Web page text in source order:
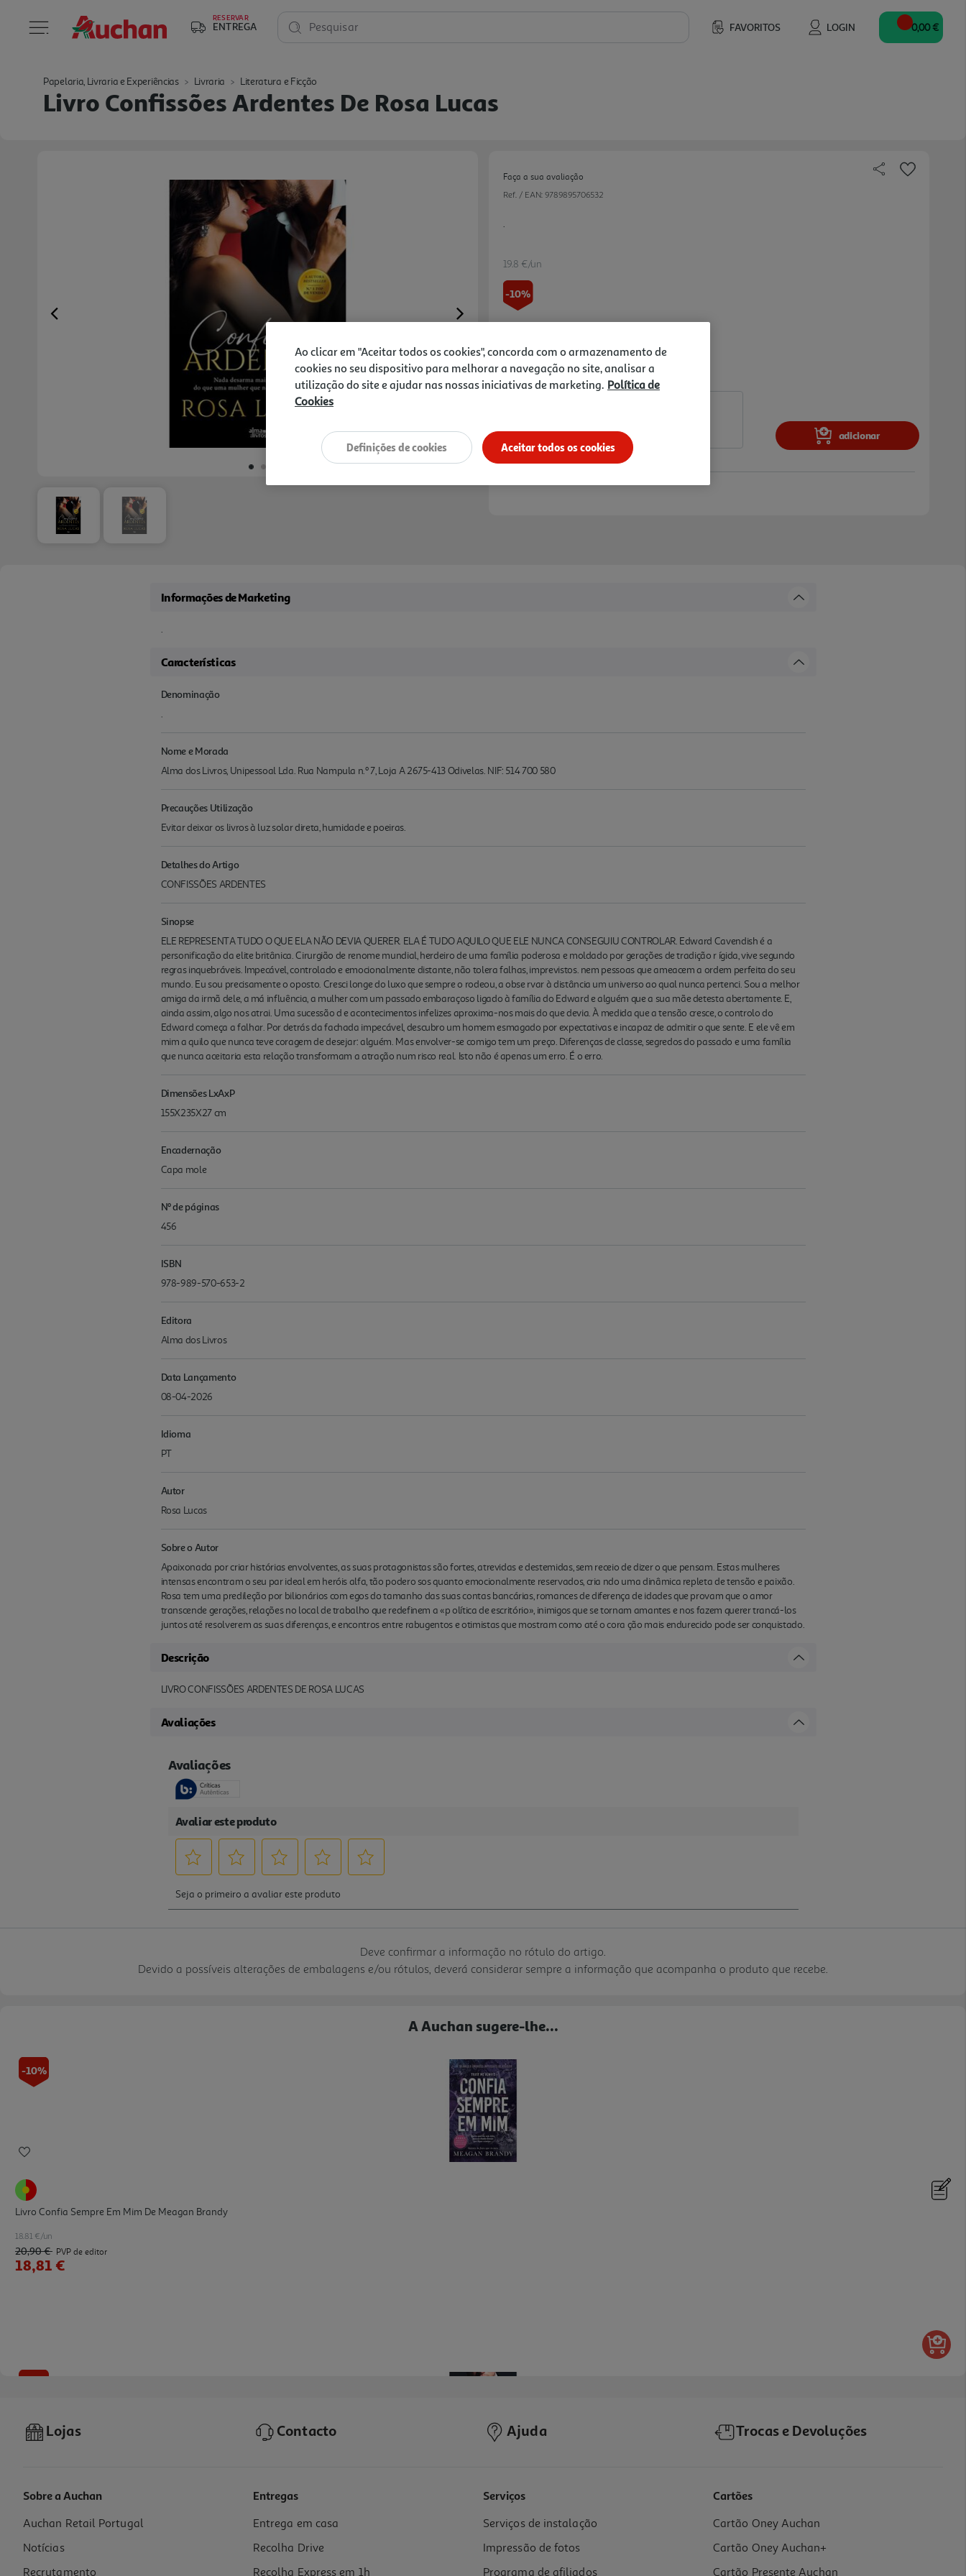
RESERVAR
ENTREGA FAVORITOS LOGIN
Pesquisar 0,00 €
Papelaria, Livraria e Experiências Livraria Literatura e Ficção
Livro Confissões Ardentes De Rosa Lucas
Previous Next
Faça a sua avaliação
Ref. / EAN: 9789895706532
.
19.8 €/un
-10%
19,80 €
Notas de preparação
adicionar
Informações de Marketing
.
Características
Denominação
.
Nome e Morada
Alma dos Livros, Unipessoal Lda. Rua Nampula n.º 7, Loja A 2675-413 Odivelas. NIF: 514 700 580
Precauções Utilização
Evitar deixar os livros à luz solar direta, humidade e poeiras.
Detalhes do Artigo
CONFISSÕES ARDENTES
Sinopse
ELE REPRESENTA TUDO O QUE ELA NÃO DEVIA QUERER. ELA É TUDO AQUILO QUE ELE NUNCA CONSEGUIU CONTROLAR. Edward Cavendish é a
personificação da elite britânica. Cirurgião de renome mundial, herdeiro de uma família poderosa e moldado por gerações de tradição r ígida, vive segundo
regras inquebráveis. Impecável, controlado e emocionalmente distante, não tolera falhas, imprevistos. nem pessoas que ameacem a ordem perfeita do seu
mundo. Eu sou precisamente o oposto. Cresci longe do luxo que sempre o rodeou, a obse rvar à distância um universo ao qual nunca pertenci. Sou a melhor
amiga da irmã dele, a má influência, a mulher com um passado embaraçoso ligado à família do Edward e alguém que a sua mãe detesta abertamente. E,
ainda assim, algo nos atrai. Uma sucessão d e acontecimentos infelizes aproxima-nos mais do que devia. À medida que a tensão cresce, o controlo do
Edward começa a falhar. Por detrás da fachada impecável, descubro um homem esmagado por expectativas e incapaz de admitir o que sente. E ele vê em
mim a quilo que nunca teve coragem de desejar: alguém. Mas envolver-se comigo tem um preço. Diferenças de classe, segredos do passado e uma família
que nunca aceitaria esta relação transformam a atração num risco real. Isto não é apenas um erro. É o erro.
Dimensões LxAxP
155X235X27 cm
Encadernação
Capa mole
Nº de páginas
456
ISBN
978-989-570-653-2
Editora
Alma dos Livros
Data Lançamento
08-04-2026
Idioma
PT
Autor
Rosa Lucas
Sobre o Autor
Apaixonada por criar histórias envolventes, as suas protagonistas são fortes, atrevidas e destemidas, sem receio de dizer o que pensam. Estas mulheres
intensas encontram o seu par ideal em heróis alfa, tão podero sos quanto emocionalmente reservados, cria ndo uma dinâmica repleta de tensão e paixão.
Rosa tem uma predileção por bilionários com egos do tamanho das suas contas bancárias, romances de diferença de idades que provam que o amor
transcende gerações, relações no local de trabalho que redefinem a «p olítica de escritório», inimigos que se tornam amantes e nos fazem querer trancá-los
juntos até resolverem as suas diferenças, e encontros entre rabugentos e otimistas que mostram como até o cora ção mais endurecido pode ser conquistado.
Descrição
LIVRO CONFISSÕES ARDENTES DE ROSA LUCAS
Avaliações
Deve confirmar a informação no rótulo do artigo.
Devido a possíveis alterações de embalagens e/ou rótulos, deverá considerar sempre a informação que acompanha o produto que recebe.
A Auchan sugere-lhe...
-10%
Livro Confia Sempre Em Mim De Meagan Brandy
18.81 €/un
20,90 € PVP de editor
18,81 €
Livro Perfeito Inimigo De T L Swan
17.51 €/un
Lojas Contacto Ajuda Trocas e Devoluções
Sobre a Auchan
Auchan Retail Portugal
Notícias
Recrutamento
Entregas
Entrega em casa
Recolha Drive
Recolha Express em 1h
Serviços
Serviços de instalação
Impressão de fotos
Programa de afiliados
Cartões
Cartão Oney Auchan
Cartão Oney Auchan+
Cartão Presente Auchan
Ao clicar em "Aceitar todos os cookies", concorda com o armazenamento de
cookies no seu dispositivo para melhorar a navegação no site, analisar a
utilização do site e ajudar nas nossas iniciativas de marketing. Política de
Cookies
Aceitar todos os cookies
Definições de cookies